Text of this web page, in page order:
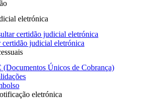
eletrónica
certidão judicial eletrónica
certidão judicial eletrónica
(Documentos Únicos de Cobrança)
eletrónica